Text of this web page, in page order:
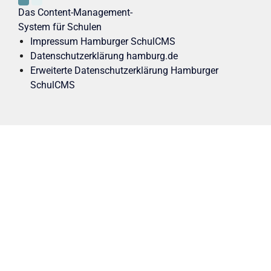
Das Content-Management-
System für Schulen
Impressum Hamburger SchulCMS
Datenschutzerklärung hamburg.de
Erweiterte Datenschutzerklärung Hamburger
SchulCMS